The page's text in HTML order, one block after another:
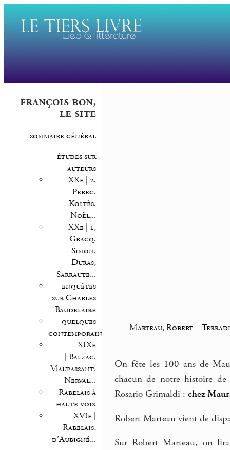
françois bon,
le site
sommaire général
études sur
auteurs
XXe | 2,
Perec,
Koltès,
Noël...
XXe | 1,
Gracq,
Simon,
Duras,
Sarraute...
enquêtes
sur Charles
Baudelaire
quelques
contemporains
XIXe
| Balzac,
Maupassant,
Nerval...
Rabelais à
haute voix
XVIe |
Rabelais,
d’Aubigné...
Marteau, Robert
On fête les 100 ans de
chacun de notre histoire de
Rosario Grimaldi :chez
Robert Marteau vient de
Sur Robert Marteau, on